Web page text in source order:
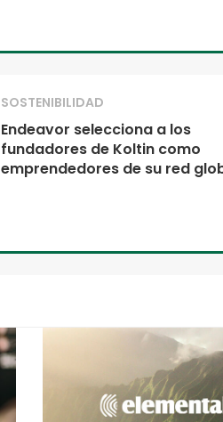
SOSTENIBILIDAD
Endeavor selecciona a los
fundadores de Koltin como
emprendedores de su red